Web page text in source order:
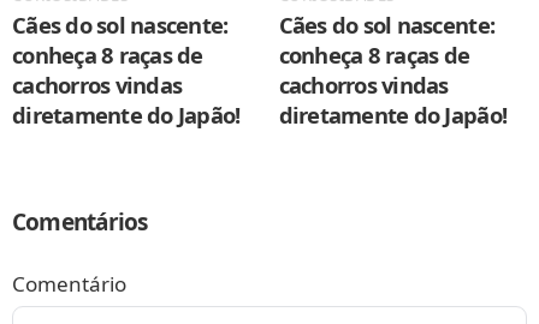
Cães do sol nascente:
conheça 8 raças de
cachorros vindas
diretamente do Japão!
Cães do sol nascente:
conheça 8 raças de
cachorros vindas
diretamente do Japão!
Comentários
Comentário